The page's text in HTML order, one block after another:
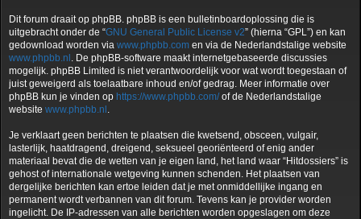
Dit forum draait op phpBB. phpBB is een bulletinboardoplossing die is
uitgebracht onder de “GNU General Public License v2” (hierna “GPL”) en kan
gedownload worden via www.phpbb.com en via de Nederlandstalige website
www.phpbb.nl . De phpBB-software maakt internetgebaseerde discussies
mogelijk. phpBB Limited is niet verantwoordelijk voor wat wordt toegestaan of
juist geweigerd als toelaatbare inhoud en/of gedrag. Meer informatie over
phpBB kun je vinden op https://www.phpbb.com/of de Nederlandstalige
website www.phpbb.nl .
Je verklaart geen berichten te plaatsen die kwetsend, obsceen, vulgair,
lasterlijk, haatdragend, dreigend, seksueel georiënteerd of enig ander
materiaal bevat die de wetten van je eigen land, het land waar “Hitdossiers” is
gehost of internationale wetgeving kunnen schenden. Het plaatsen van
dergelijke berichten kan ertoe leiden dat je met onmiddellijke ingang en
permanent wordt verbannen van dit forum. Tevens kan je provider worden
ingelicht. De IP-adressen van alle berichten worden opgeslagen om deze